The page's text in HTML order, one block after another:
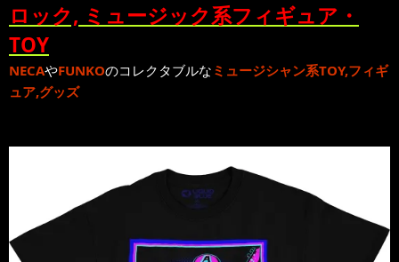
ロック, ミュージック系フィギュア・
TOY
NECAやFUNKOのコレクタブルな ミュージシャン系TOY,フィギ
ュア,グッズ